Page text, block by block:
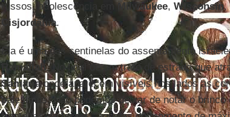
russos, adolescência emMilwaukee, Wisconsin,
Cisjordânia.
Ela é uma das sentinelas do assentamento
Ramallah. No final de um trato de estrada que
Samariaonde aparecem visíveis nos lados as
palestinas. Não podemos deixar de notar o